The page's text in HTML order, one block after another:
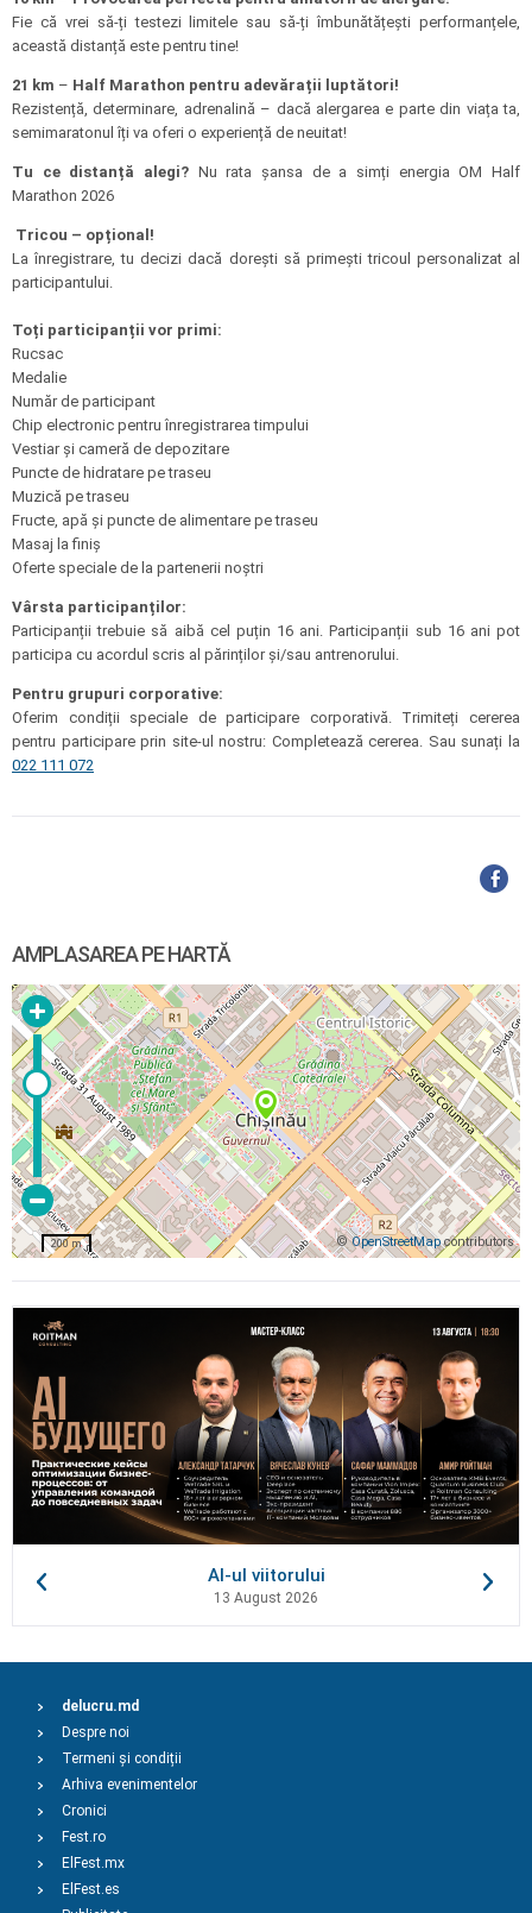
Fie că vrei să-ți testezi limitele sau să-ți îmbunătățești performanțele,
această distanță este pentru tine!
21 km – Half Marathon pentru adevărații luptători!
Rezistență, determinare, adrenalină – dacă alergarea e parte din viața ta,
semimaratonul îți va oferi o experiență de neuitat!
Tu ce distanță alegi? Nu rata șansa de a simți energia OM Half
Marathon 2026
Tricou – opțional!
La înregistrare, tu decizi dacă dorești să primești tricoul personalizat al
participantului.
Toți participanții vor primi:
Rucsac
Medalie
Număr de participant
Chip electronic pentru înregistrarea timpului
Vestiar și cameră de depozitare
Puncte de hidratare pe traseu
Muzică pe traseu
Fructe, apă și puncte de alimentare pe traseu
Masaj la finiș
Oferte speciale de la partenerii noștri
Vârsta participanților:
Participanții trebuie să aibă cel puțin 16 ani. Participanții sub 16 ani pot
participa cu acordul scris al părinților și/sau antrenorului.
Pentru grupuri corporative:
Oferim condiții speciale de participare corporativă. Trimiteți cererea
pentru participare prin site-ul nostru: Completează cererea. Sau sunați la
022 111 072
AMPLASAREA PE HARTĂ
©OpenStreetMapcontributors
200 m
AI-ul viitorului
13 August 2026
delucru.md
Despre noi
Termeni și condiții
Arhiva evenimentelor
Cronici
Fest.ro
ElFest.mx
ElFest.es